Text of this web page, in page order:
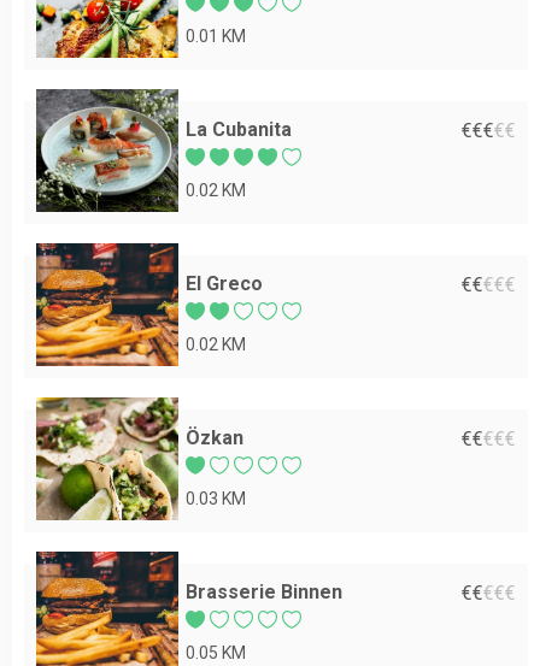
0.01 KM
La Cubanita €€€€€
0.02 KM
El Greco €€€€€
0.02 KM
Özkan €€€€€
0.03 KM
Brasserie Binnen €€€€€
0.05 KM